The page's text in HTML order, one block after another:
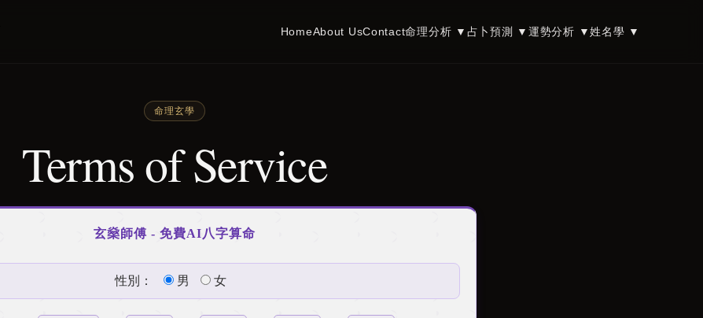
HomeAbout UsContact命理分析 ▼ 占卜預測 ▼運勢分析 ▼姓名學 ▼
命理玄學
Terms of Service
玄燊師傅 - 免費AI八字算命
性別： 男 女